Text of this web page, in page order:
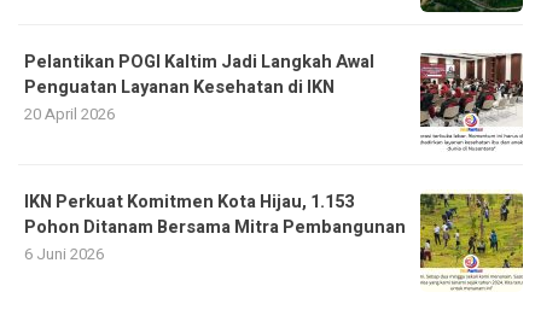
Pelantikan POGI Kaltim Jadi Langkah Awal
Penguatan Layanan Kesehatan di IKN
20 April 2026
IKN Perkuat Komitmen Kota Hijau, 1.153
Pohon Ditanam Bersama Mitra Pembangunan
6 Juni 2026